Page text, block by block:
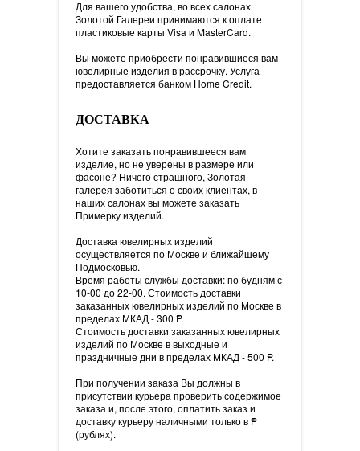
Для вашего удобства, во всех салонах
Золотой Галереи принимаются к оплате
пластиковые карты Visa и MasterCard.
Вы можете приобрести понравившиеся вам
ювелирные изделия в рассрочку. Услуга
предоставляется банком Home Credit.
ДОСТАВКА
Хотите заказать понравившееся вам
изделие, но не уверены в размере или
фасоне? Ничего страшного, Золотая
галерея заботиться о своих клиентах, в
наших салонах вы можете заказать
Примерку изделий.
Доставка ювелирных изделий
осуществляется по Москве и ближайшему
Подмосковью.
Время работы службы доставки: по будням с
10-00 до 22-00. Стоимость доставки
заказанных ювелирных изделий по Москве в
пределах МКАД - 300 =
P.
Стоимость доставки заказанных ювелирных
изделий по Москве в выходные и
праздничные дни в пределах МКАД - 500 =
P.
При получении заказа Вы должны в
присутствии курьера проверить содержимое
заказа и, после этого, оплатить заказ и
доставку курьеру наличными только в =
P
(рублях).